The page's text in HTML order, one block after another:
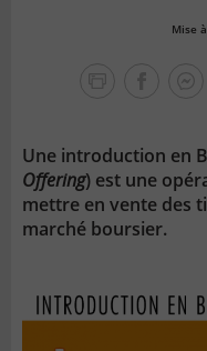
Mise
Une introduction en
Offering) est une
mettre en vente des
marché boursier.